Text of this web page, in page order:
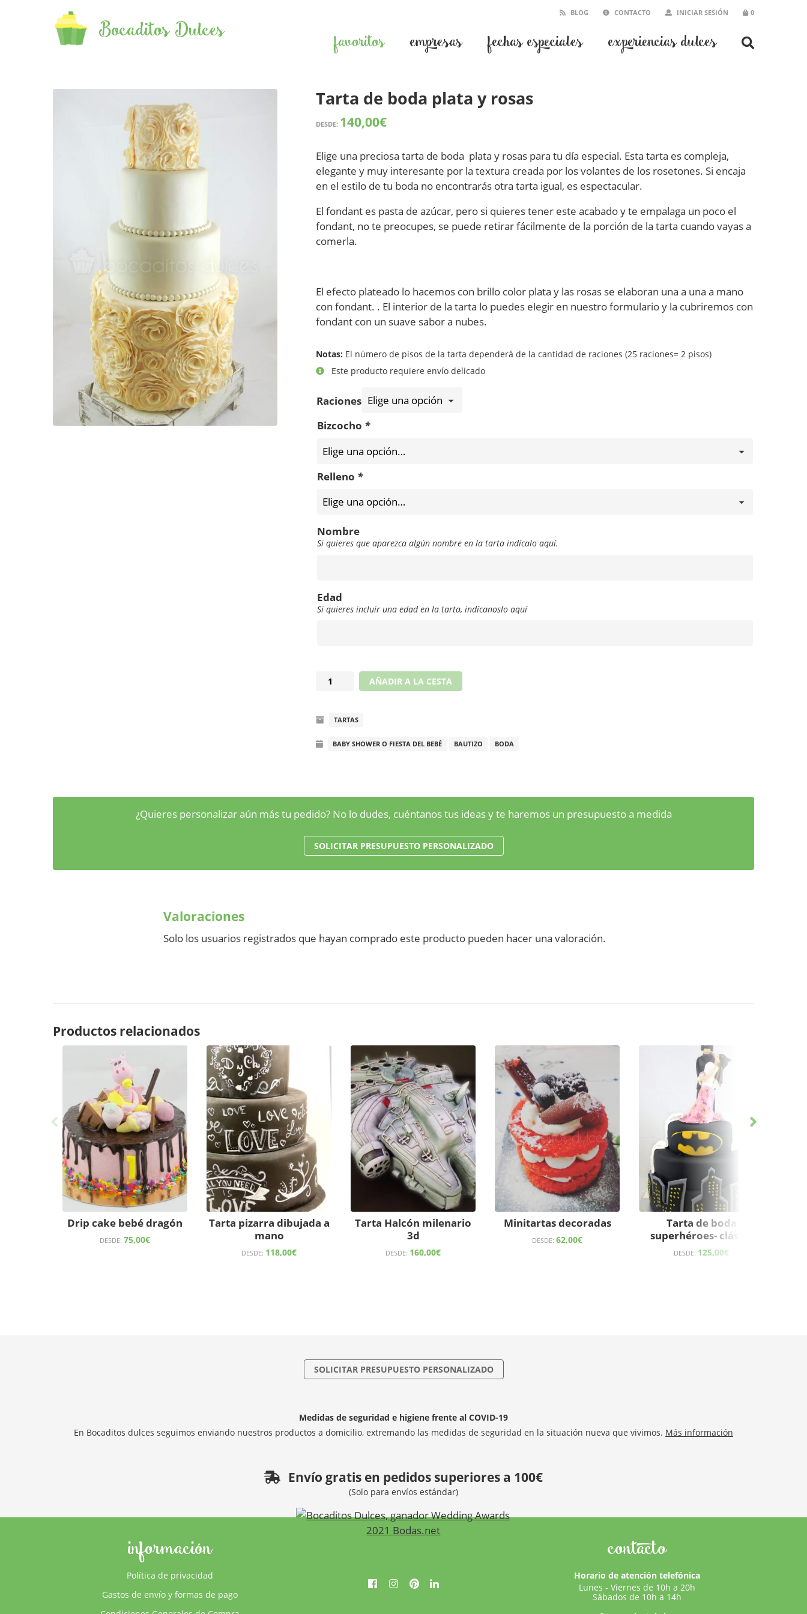
Bocaditos Dulces
BLOG CONTACTO INICIAR SESIÓN 0
favoritos empresas fechas especiales experiencias dulces
Tarta de boda plata y rosas
DESDE: 140,00€
Elige una preciosa tarta de boda plata y rosas para tu día especial. Esta tarta es compleja,
elegante y muy interesante por la textura creada por los volantes de los rosetones. Si encaja
en el estilo de tu boda no encontrarás otra tarta igual, es espectacular.
El fondant es pasta de azúcar, pero si quieres tener este acabado y te empalaga un poco el
fondant, no te preocupes, se puede retirar fácilmente de la porción de la tarta cuando vayas a
comerla.
El efecto plateado lo hacemos con brillo color plata y las rosas se elaboran una a una a mano
con fondant. . El interior de la tarta lo puedes elegir en nuestro formulario y la cubriremos con
fondant con un suave sabor a nubes.
Notas: El número de pisos de la tarta dependerá de la cantidad de raciones (25 raciones= 2 pisos)
Este producto requiere envío delicado
Raciones
Bizcocho *
Relleno *
Nombre
Si quieres que aparezca algún nombre en la tarta indícalo aquí.
Edad
Si quieres incluir una edad en la tarta, indícanoslo aquí
Tarta
plata
y
AÑADIR A LA CESTA
TARTAS
BABY SHOWER O FIESTA DEL BEBÉ BAUTIZO BODA
¿Quieres personalizar aún más tu pedido? No lo dudes, cuéntanos tus ideas y te haremos un presupuesto a medida
SOLICITAR PRESUPUESTO PERSONALIZADO
Valoraciones
Solo los usuarios registrados que hayan comprado este producto pueden hacer una valoración.
Productos relacionados
Drip cake bebé dragón
DESDE: 75,00€
Tarta pizarra dibujada a
mano
DESDE: 118,00€
Tarta Halcón milenario
3d
DESDE: 160,00€
Minitartas decoradas
DESDE: 62,00€
Tarta de boda
superhéroes- clásica
DESDE: 125,00€
SOLICITAR PRESUPUESTO PERSONALIZADO
Medidas de seguridad e higiene frente al COVID-19
En Bocaditos dulces seguimos enviando nuestros productos a domicilio, extremando las medidas de seguridad en la situación nueva que vivimos. Más información
Envío gratis en pedidos superiores a 100€
(Solo para envíos estándar)
información
Política de privacidad
Gastos de envío y formas de pago
contacto
Horario de atención telefónica
Lunes - Viernes de 10h a 20h
Sábados de 10h a 14h